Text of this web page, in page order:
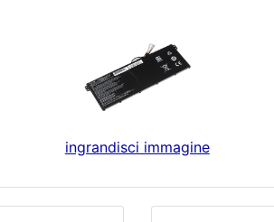
ingrandisci immagine